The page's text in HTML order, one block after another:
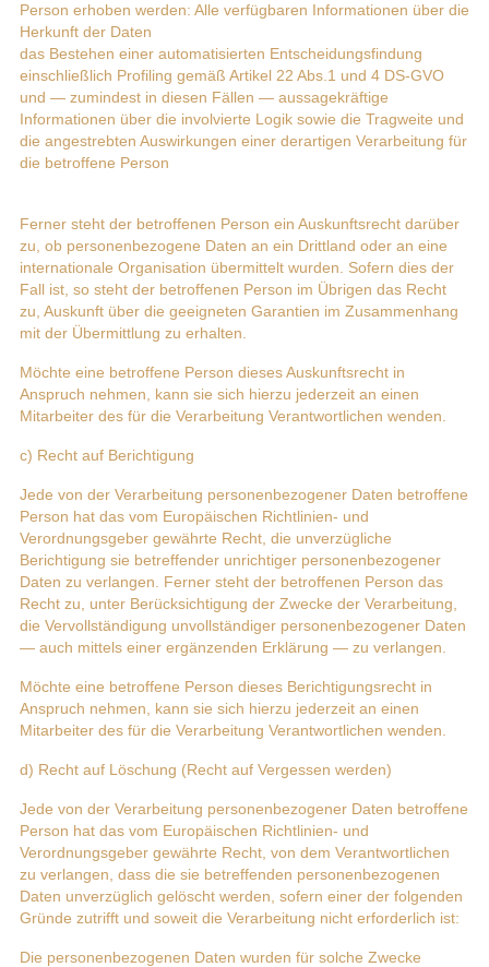
Person erhoben werden: Alle verfügbaren Informationen über die
Herkunft der Daten
das Bestehen einer automatisierten Entscheidungsfindung
einschließlich Profiling gemäß Artikel 22 Abs.1 und 4 DS-GVO
und — zumindest in diesen Fällen — aussagekräftige
Informationen über die involvierte Logik sowie die Tragweite und
die angestrebten Auswirkungen einer derartigen Verarbeitung für
die betroffene Person
Ferner steht der betroffenen Person ein Auskunftsrecht darüber
zu, ob personenbezogene Daten an ein Drittland oder an eine
internationale Organisation übermittelt wurden. Sofern dies der
Fall ist, so steht der betroffenen Person im Übrigen das Recht
zu, Auskunft über die geeigneten Garantien im Zusammenhang
mit der Übermittlung zu erhalten.
Möchte eine betroffene Person dieses Auskunftsrecht in
Anspruch nehmen, kann sie sich hierzu jederzeit an einen
Mitarbeiter des für die Verarbeitung Verantwortlichen wenden.
c) Recht auf Berichtigung
Jede von der Verarbeitung personenbezogener Daten betroffene
Person hat das vom Europäischen Richtlinien- und
Verordnungsgeber gewährte Recht, die unverzügliche
Berichtigung sie betreffender unrichtiger personenbezogener
Daten zu verlangen. Ferner steht der betroffenen Person das
Recht zu, unter Berücksichtigung der Zwecke der Verarbeitung,
die Vervollständigung unvollständiger personenbezogener Daten
— auch mittels einer ergänzenden Erklärung — zu verlangen.
Möchte eine betroffene Person dieses Berichtigungsrecht in
Anspruch nehmen, kann sie sich hierzu jederzeit an einen
Mitarbeiter des für die Verarbeitung Verantwortlichen wenden.
d) Recht auf Löschung (Recht auf Vergessen werden)
Jede von der Verarbeitung personenbezogener Daten betroffene
Person hat das vom Europäischen Richtlinien- und
Verordnungsgeber gewährte Recht, von dem Verantwortlichen
zu verlangen, dass die sie betreffenden personenbezogenen
Daten unverzüglich gelöscht werden, sofern einer der folgenden
Gründe zutrifft und soweit die Verarbeitung nicht erforderlich ist:
Die personenbezogenen Daten wurden für solche Zwecke